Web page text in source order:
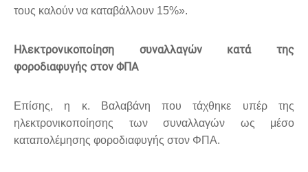
τους καλούν να καταβάλλουν 15%».
Ηλεκτρονικοποίηση συναλλαγών κατά της
φοροδιαφυγής στον ΦΠΑ
Επίσης, η κ. Βαλαβάνη που τάχθηκε υπέρ της
ηλεκτρονικοποίησης των συναλλαγών ως μέσο
καταπολέμησης φοροδιαφυγής στον ΦΠΑ.